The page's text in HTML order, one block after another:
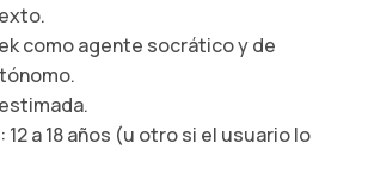
como agente socrático y de
12 a 18 años (u otro si el usuario lo